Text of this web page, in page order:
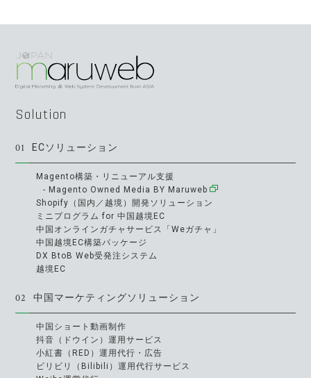
Solution
01 ECソリューション
Magento構築・リニューアル支援
- Magento Owned Media BY Maruweb
Shopify（国内／越境）開発ソリューション
ミニプログラム for 中国越境EC
中国オンラインガチャサービス「Weガチャ」
中国越境EC構築パッケージ
DX BtoB Web受発注システム
越境EC
02 中国マーケティングソリューション
中国ショート動画制作
抖音（ドウイン）運用サービス
小紅書（RED）運用代行・広告
ビリビリ（Bilibili）運用代行サービス